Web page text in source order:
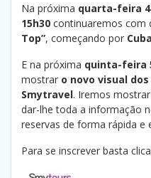
Na próxima quarta-feira
15h30 continuaremos com
Top”, começando por Cuba
E na próxima quinta-feira
mostrar o novo visual
Smytravel. Iremos
dar-lhe toda a informação
reservas de forma rápida e
Para se inscrever basta